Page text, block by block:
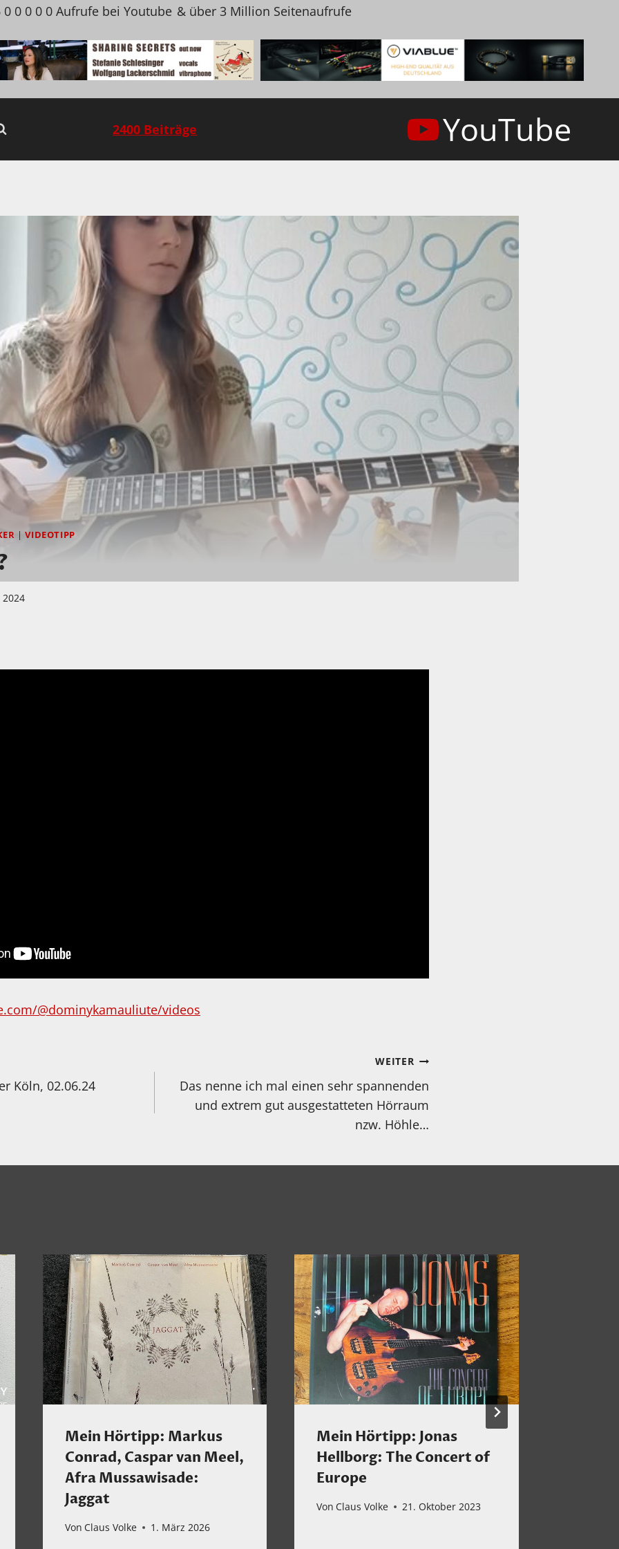
0 0 0 0 0 Aufrufe bei Youtube & über 3 Million Seitenaufrufe
2400 Beiträge YouTube
|VIDEOTIPP
@dominykamauliute/videos
Köln, 02.06.24
WEITER
Das nenne ich mal einen sehr spannenden
und extrem gut ausgestatteten Hörraum
nzw. Höhle…
Mein Hörtipp: Markus
Conrad, Caspar van Meel,
Afra Mussawisade:
Jaggat
Von Claus Volke 1. März 2026
Mein Hörtipp: Jonas
Hellborg: The Concert of
Europe
Von Claus Volke 21. Oktober 2023